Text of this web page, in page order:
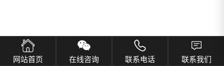
网站首页 在线咨询 联系电话 联系我们